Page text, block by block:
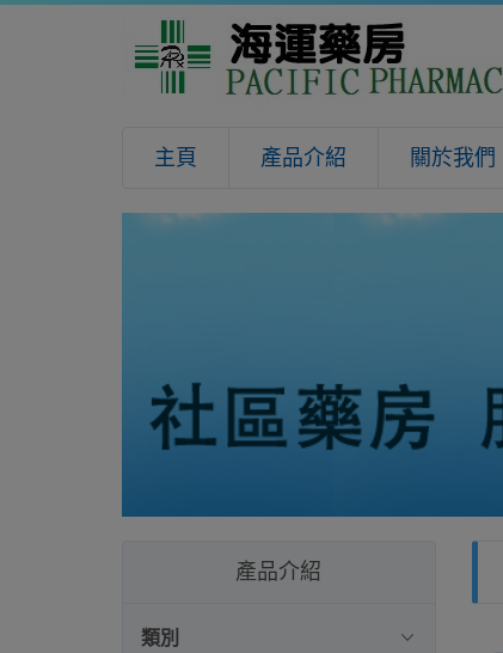
主頁 產品介紹 關於我們
產品介紹
類別